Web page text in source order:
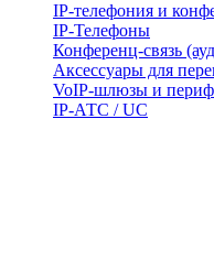
IP-телефония и
IP-Телефоны
Конференц-связь
Аксессуары для
VoIP-шлюзы и
IP-АТС / UC